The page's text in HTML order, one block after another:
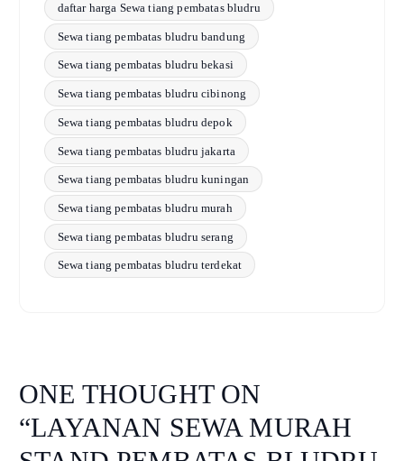
daftar harga Sewa tiang pembatas bludru
Sewa tiang pembatas bludru bandung
Sewa tiang pembatas bludru bekasi
Sewa tiang pembatas bludru cibinong
Sewa tiang pembatas bludru depok
Sewa tiang pembatas bludru jakarta
Sewa tiang pembatas bludru kuningan
Sewa tiang pembatas bludru murah
Sewa tiang pembatas bludru serang
Sewa tiang pembatas bludru terdekat
ONE THOUGHT ON
“LAYANAN SEWA MURAH